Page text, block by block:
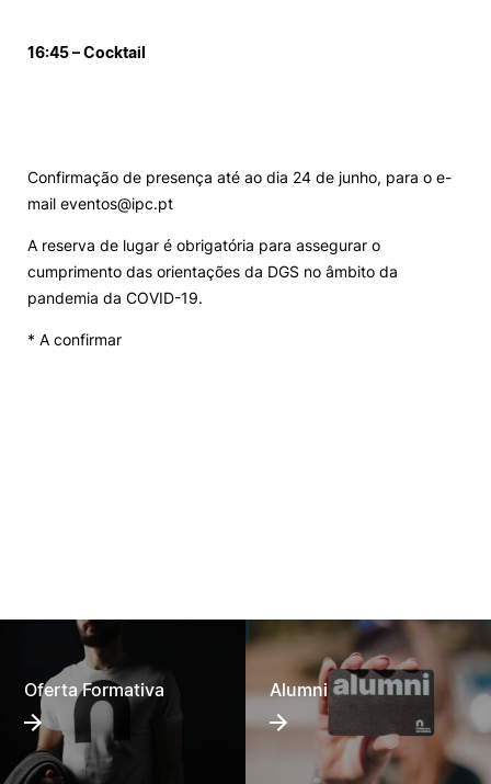
16:45 – Cocktail
Confirmação de presença até ao dia 24 de junho, para o e-
mail eventos@ipc.pt
A reserva de lugar é obrigatória para assegurar o
cumprimento das orientações da DGS no âmbito da
pandemia da COVID-19.
* A confirmar
Oferta Formativa Alumni